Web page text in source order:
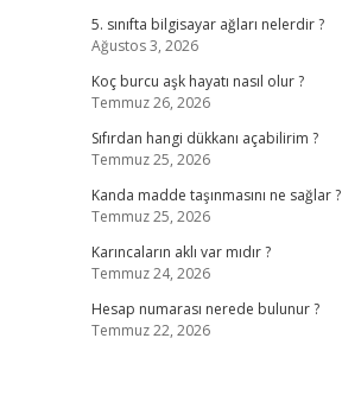
5. sınıfta bilgisayar ağları nelerdir ?
Ağustos 3, 2026
Koç burcu aşk hayatı nasıl olur ?
Temmuz 26, 2026
Sıfırdan hangi dükkanı açabilirim ?
Temmuz 25, 2026
Kanda madde taşınmasını ne sağlar ?
Temmuz 25, 2026
Karıncaların aklı var mıdır ?
Temmuz 24, 2026
Hesap numarası nerede bulunur ?
Temmuz 22, 2026